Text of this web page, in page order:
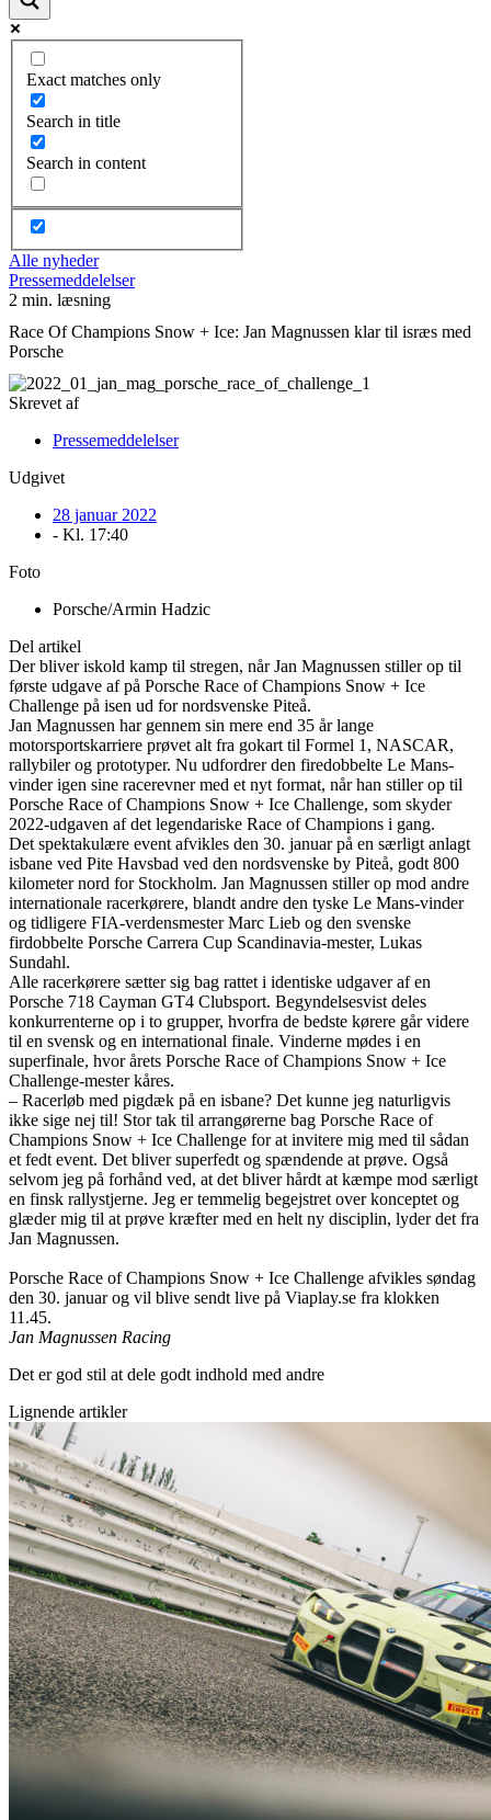
Exact matches only
Search in title
Search in content
Alle nyheder
Pressemeddelelser
2 min. læsning
Race Of Champions Snow + Ice: Jan Magnussen klar til isræs med
Porsche
Skrevet af
Pressemeddelelser
Udgivet
28 januar 2022
- Kl. 17:40
Foto
Porsche/Armin Hadzic
Del artikel
Der bliver iskold kamp til stregen, når Jan Magnussen stiller op til
første udgave af på Porsche Race of Champions Snow + Ice
Challenge på isen ud for nordsvenske Piteå.
Jan Magnussen har gennem sin mere end 35 år lange
motorsportskarriere prøvet alt fra gokart til Formel 1, NASCAR,
rallybiler og prototyper. Nu udfordrer den firedobbelte Le Mans-
vinder igen sine racerevner med et nyt format, når han stiller op til
Porsche Race of Champions Snow + Ice Challenge, som skyder
2022-udgaven af det legendariske Race of Champions i gang.
Det spektakulære event afvikles den 30. januar på en særligt anlagt
isbane ved Pite Havsbad ved den nordsvenske by Piteå, godt 800
kilometer nord for Stockholm. Jan Magnussen stiller op mod andre
internationale racerkørere, blandt andre den tyske Le Mans-vinder
og tidligere FIA-verdensmester Marc Lieb og den svenske
firdobbelte Porsche Carrera Cup Scandinavia-mester, Lukas
Sundahl.
Alle racerkørere sætter sig bag rattet i identiske udgaver af en
Porsche 718 Cayman GT4 Clubsport. Begyndelsesvist deles
konkurrenterne op i to grupper, hvorfra de bedste kørere går videre
til en svensk og en international finale. Vinderne mødes i en
superfinale, hvor årets Porsche Race of Champions Snow + Ice
Challenge-mester kåres.
– Racerløb med pigdæk på en isbane? Det kunne jeg naturligvis
ikke sige nej til! Stor tak til arrangørerne bag Porsche Race of
Champions Snow + Ice Challenge for at invitere mig med til sådan
et fedt event. Det bliver superfedt og spændende at prøve. Også
selvom jeg på forhånd ved, at det bliver hårdt at kæmpe mod særligt
en finsk rallystjerne. Jeg er temmelig begejstret over konceptet og
glæder mig til at prøve kræfter med en helt ny disciplin, lyder det fra
Jan Magnussen.
Porsche Race of Champions Snow + Ice Challenge afvikles søndag
den 30. januar og vil blive sendt live på Viaplay.se fra klokken
11.45.
Jan Magnussen Racing
Det er god stil at dele godt indhold med andre
Lignende artikler